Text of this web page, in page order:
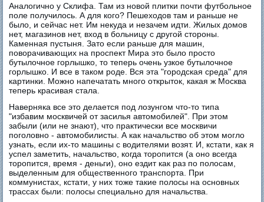
Аналогично у Склифа. Там из новой плитки почти футбольное
поле получилось. А для кого? Пешеходов там и раньше не
было, и сейчас нет. Им некуда и незачем идти. Жилых домов
нет, магазинов нет, вход в больницу с другой стороны.
Каменная пустыня. Зато если раньше для машин,
поворачивающих на проспект Мира это было просто
бутылочное горлышко, то теперь очень узкое бутылочное
горлышко. И все в таком роде. Вся эта "городская среда" для
картинки. Можно напечатать много открыток, какая ж Москва
теперь красивая стала.
Наверняка все это делается под лозунгом что-то типа
"избавим москвичей от засилья автомобилей". При этом
забыли (или не знают), что практически все москвичи
поголовно - автомобилисты. А как начальство об этом могло
узнать, если их-то машины с водителями возят. И, кстати, как я
успел заметить, начальство, когда торопится (а оно всегда
торопится, время - деньги), оно ездит как раз по полосам,
выделенным для общественного транспорта. При
коммунистах, кстати, у них тоже такие полосы на основных
трассах были: полосы специально для начальства.